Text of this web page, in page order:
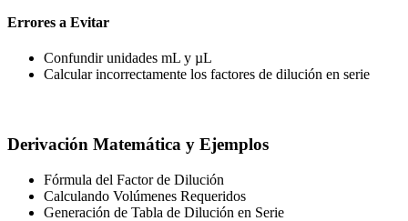
Errores a Evitar
Confundir unidades mL y µL
Calcular incorrectamente los factores de dilución en serie
Derivación Matemática y Ejemplos
Fórmula del Factor de Dilución
Calculando Volúmenes Requeridos
Generación de Tabla de Dilución en Serie